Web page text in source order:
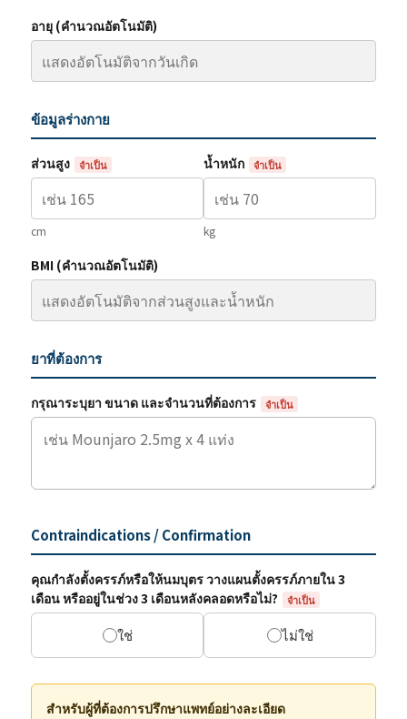
อายุ (คำนวณอัตโนมัติ)
ข้อมูลร่างกาย
ส่วนสูง จำเป็น
cm
น้ำหนัก จำเป็น
kg
BMI (คำนวณอัตโนมัติ)
ยาที่ต้องการ
กรุณาระบุยา ขนาด และจำนวนที่ต้องการ จำเป็น
Contraindications / Confirmation
คุณกำลังตั้งครรภ์หรือให้นมบุตร วางแผนตั้งครรภ์ภายใน 3
เดือน หรืออยู่ในช่วง 3 เดือนหลังคลอดหรือไม่?
จำเป็น
ใช่ ไม่ใช่
สำหรับผู้ที่ต้องการปรึกษาแพทย์อย่างละเอียด